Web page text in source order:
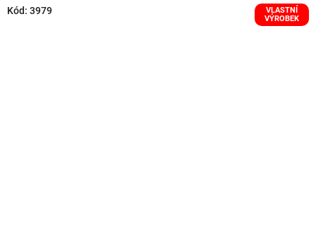
VLASTNÍ
VÝROBEK
Kód: 3979